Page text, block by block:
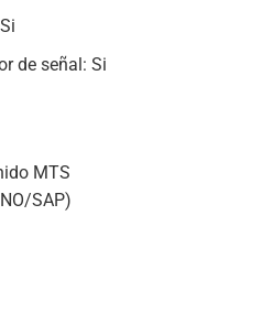
de señal: Si
MTS
SAP)